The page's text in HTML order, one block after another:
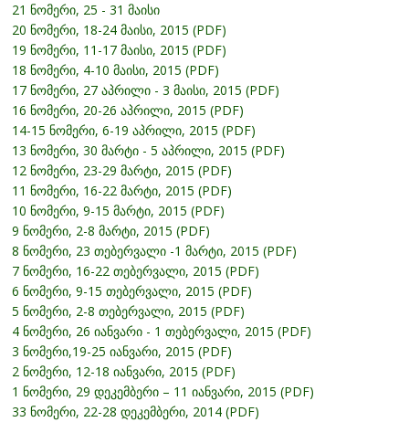
21 ნომერი, 25 - 31 მაისი
20 ნომერი, 18-24 მაისი, 2015 (PDF)
19 ნომერი, 11-17 მაისი, 2015 (PDF)
18 ნომერი, 4-10 მაისი, 2015 (PDF)
17 ნომერი, 27 აპრილი - 3 მაისი, 2015 (PDF)
16 ნომერი, 20-26 აპრილი, 2015 (PDF)
14-15 ნომერი, 6-19 აპრილი, 2015 (PDF)
13 ნომერი, 30 მარტი - 5 აპრილი, 2015 (PDF)
12 ნომერი, 23-29 მარტი, 2015 (PDF)
11 ნომერი, 16-22 მარტი, 2015 (PDF)
10 ნომერი, 9-15 მარტი, 2015 (PDF)
9 ნომერი, 2-8 მარტი, 2015 (PDF)
8 ნომერი, 23 თებერვალი -1 მარტი, 2015 (PDF)
7 ნომერი, 16-22 თებერვალი, 2015 (PDF)
6 ნომერი, 9-15 თებერვალი, 2015 (PDF)
5 ნომერი, 2-8 თებერვალი, 2015 (PDF)
4 ნომერი, 26 იანვარი - 1 თებერვალი, 2015 (PDF)
3 ნომერი,19-25 იანვარი, 2015 (PDF)
2 ნომერი, 12-18 იანვარი, 2015 (PDF)
1 ნომერი, 29 დეკემბერი – 11 იანვარი, 2015 (PDF)
33 ნომერი, 22-28 დეკემბერი, 2014 (PDF)